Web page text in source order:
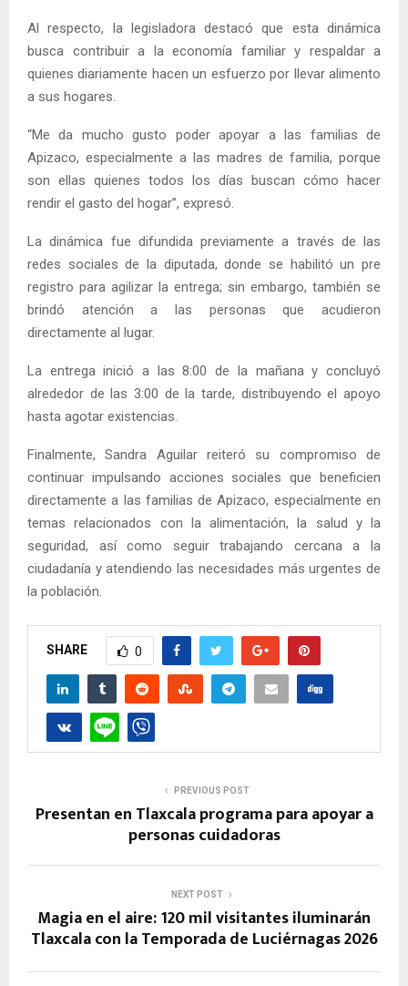
Al respecto, la legisladora destacó que esta dinámica
busca contribuir a la economía familiar y respaldar a
quienes diariamente hacen un esfuerzo por llevar alimento
a sus hogares.
“Me da mucho gusto poder apoyar a las familias de
Apizaco, especialmente a las madres de familia, porque
son ellas quienes todos los días buscan cómo hacer
rendir el gasto del hogar”, expresó.
La dinámica fue difundida previamente a través de las
redes sociales de la diputada, donde se habilitó un pre
registro para agilizar la entrega; sin embargo, también se
brindó atención a las personas que acudieron
directamente al lugar.
La entrega inició a las 8:00 de la mañana y concluyó
alrededor de las 3:00 de la tarde, distribuyendo el apoyo
hasta agotar existencias.
Finalmente, Sandra Aguilar reiteró su compromiso de
continuar impulsando acciones sociales que beneficien
directamente a las familias de Apizaco, especialmente en
temas relacionados con la alimentación, la salud y la
seguridad, así como seguir trabajando cercana a la
ciudadanía y atendiendo las necesidades más urgentes de
la población.
SHARE 0
PREVIOUS POST
Presentan en Tlaxcala programa para apoyar a
personas cuidadoras
NEXT POST
Magia en el aire: 120 mil visitantes iluminarán
Tlaxcala con la Temporada de Luciérnagas 2026